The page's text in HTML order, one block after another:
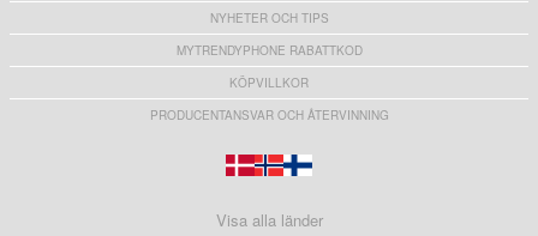
NYHETER OCH TIPS
MYTRENDYPHONE RABATTKOD
KÖPVILLKOR
PRODUCENTANSVAR OCH ÅTERVINNING
Visa alla länder